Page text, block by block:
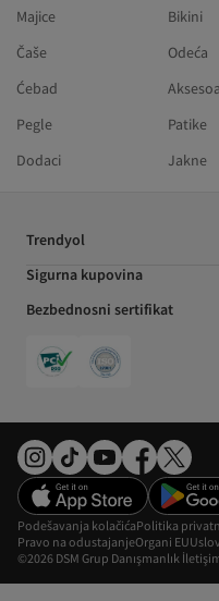
Majice
Bikini
Čaše
Odeća
Ćebad
Pegle
Patike
Dodaci
Jakne
Trendyol
Sigurna kupovina
Bezbednosni sertifikat
©2026 DSM Grup Danışmanlık
Podešavanja kolačićaPolitika
Pravo na odustajanjeOrgani EU